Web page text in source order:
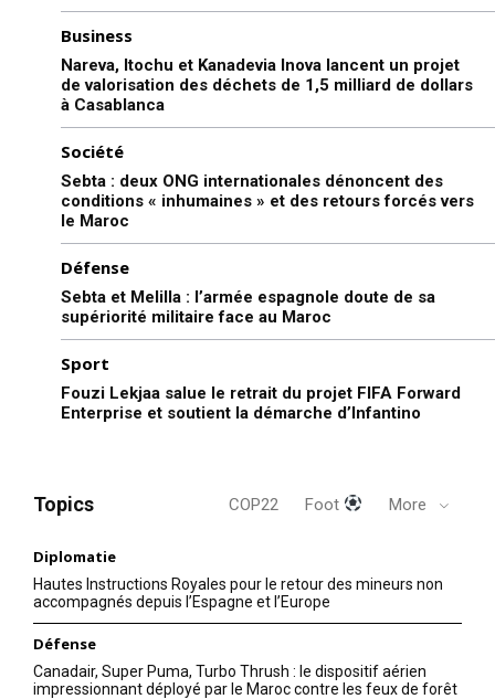
Business
Nareva, Itochu et Kanadevia Inova lancent un projet
de valorisation des déchets de 1,5 milliard de dollars
à Casablanca
Société
Sebta : deux ONG internationales dénoncent des
conditions « inhumaines » et des retours forcés vers
le Maroc
Défense
Sebta et Melilla : l’armée espagnole doute de sa
supériorité militaire face au Maroc
Sport
Fouzi Lekjaa salue le retrait du projet FIFA Forward
Enterprise et soutient la démarche d’Infantino
Topics COP22 Foot More
Diplomatie
Hautes Instructions Royales pour le retour des mineurs non
accompagnés depuis l’Espagne et l’Europe
Défense
Canadair, Super Puma, Turbo Thrush : le dispositif aérien
impressionnant déployé par le Maroc contre les feux de forêt